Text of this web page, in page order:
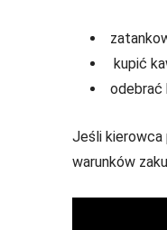
kupić
odebrać
Jeśli kierowca
warunków